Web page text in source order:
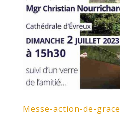
Messe-action-de-grace